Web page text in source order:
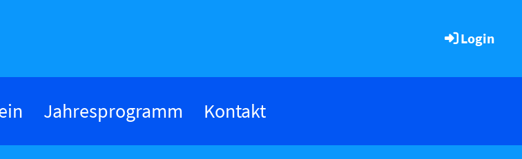
Login
Jahresprogramm Kontakt